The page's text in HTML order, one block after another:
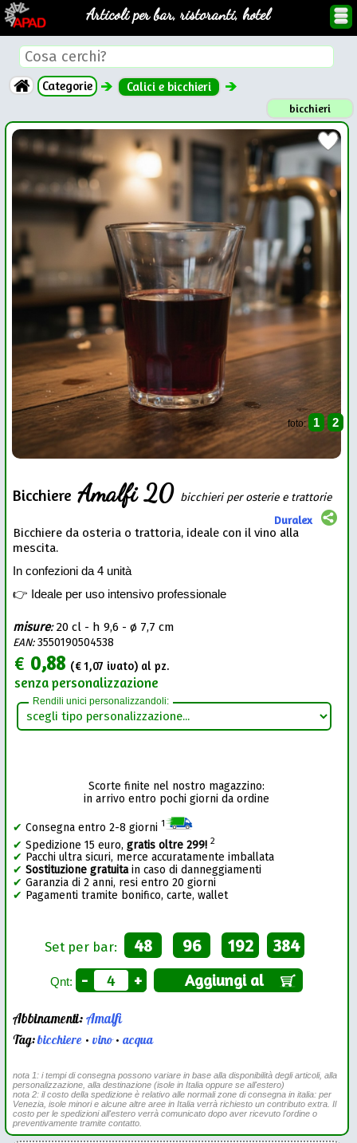
Articoli per bar, ristoranti, hotel
Categorie Calici e bicchieri
bicchieri
foto: 1 2
Bicchiere Amalfi 20 bicchieri per osterie e trattorie
Duralex
Bicchiere da osteria o trattoria, ideale con il vino alla
mescita.
In confezioni da 4 unità
👉 Ideale per uso intensivo professionale
misure:20 cl - h 9,6 - ø 7,7 cm
EAN:3550190504538
€ 0,88 (€1,07 ivato) al pz.
senza personalizzazione
Rendili unici personalizzandoli:
Scorte finite nel nostro magazzino:
in arrivo entro pochi giorni da ordine
✔ Consegna entro 2-8 giorni 1
✔ Spedizione 15 euro,gratis oltre 299! 2
✔ Pacchi ultra sicuri, merce accuratamente imballata
✔ Sostituzione gratuitain caso di danneggiamenti
✔ Garanzia di 2 anni, resi entro 20 giorni
✔ Pagamenti tramite bonifico, carte, wallet
Set per bar: 48 96 192 384
Qnt: - + Aggiungi al
Abbinamenti:Amalfi
Tag:bicchiere •vino•acqua
nota 1: i tempi di consegna possono variare in base alla disponibilità degli articoli, alla
personalizzazione, alla destinazione (isole in Italia oppure se all'estero)
nota 2: il costo della spedizione è relativo alle normali zone di consegna in italia: per
Venezia, isole minori e alcune altre aree in Italia verrà richiesto un contributo extra. Il
costo per le spedizioni all'estero verrà comunicato dopo aver ricevuto l'ordine o
preventivamente tramite contatto.